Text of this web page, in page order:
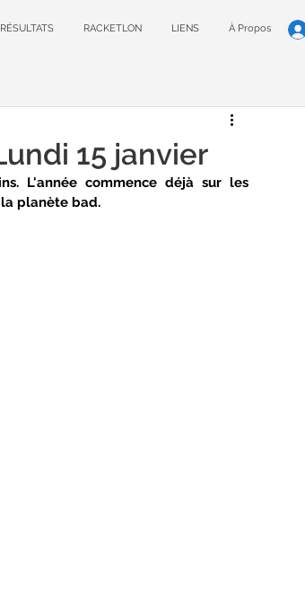
RÉSULTATS RACKETLON LIENS À Propos
15 janvier
L'année commence déjà sur les
planète bad.